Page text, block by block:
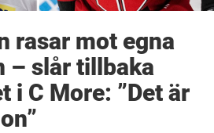
rasar mot egna
– slår tillbaka
i C More: ”Det är